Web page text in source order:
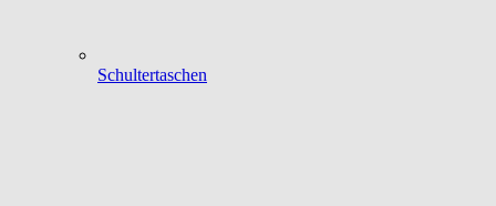
Schultertaschen